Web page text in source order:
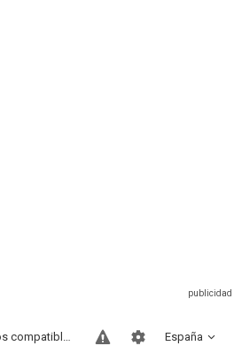
España
Sitios compatibles